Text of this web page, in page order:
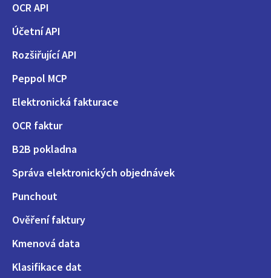
OCR API
Účetní API
Rozšiřující API
Peppol MCP
Elektronická fakturace
OCR faktur
B2B pokladna
Správa elektronických objednávek
Punchout
Ověření faktury
Kmenová data
Klasifikace dat